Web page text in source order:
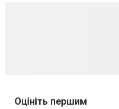
Оцініть першим